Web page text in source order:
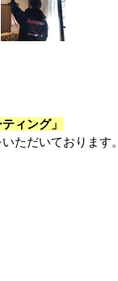
ィング」
ただいております。